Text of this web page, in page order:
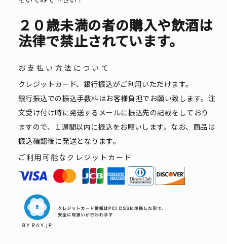
２０歳未満の者の購入や飲酒は
法律で禁止されています。
お支払い方法について
クレジットカード、銀行振込がご利用いただけます。
銀行振込での振込手数料はお客様負担でお願い致します。注
文受け付け時に発送するメールに振込先の記載をしており
ますので、１週間以内に振込をお願いします。なお、商品は
振込確認後に発送となります。
ご利用可能なクレジットカード